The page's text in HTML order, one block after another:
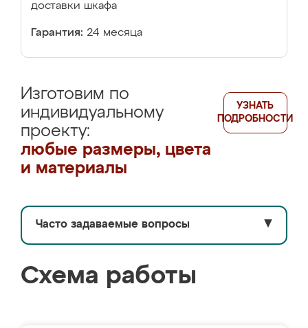
доставки шкафа
Гарантия: 24 месяца
Изготовим по
индивидуальному
проекту:
любые размеры, цвета
и материалы
УЗНАТЬ
ПОДРОБНОСТИ
Часто задаваемые вопросы ▼
Схема работы